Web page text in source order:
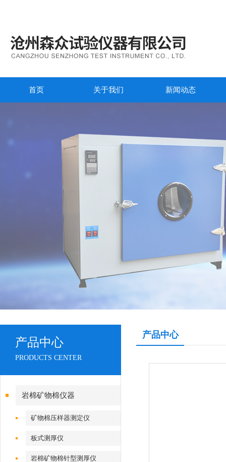
首页 关于我们 新闻动态
产品中心
PRODUCTS CENTER
岩棉矿物棉仪器
矿物棉压样器测定仪
板式测厚仪
岩棉矿物棉针型测厚仪
产品中心